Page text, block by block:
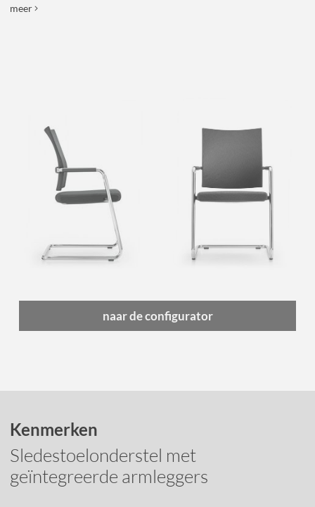
meer
naar de configurator
Kenmerken
Sledestoelonderstel met
geïntegreerde armleggers